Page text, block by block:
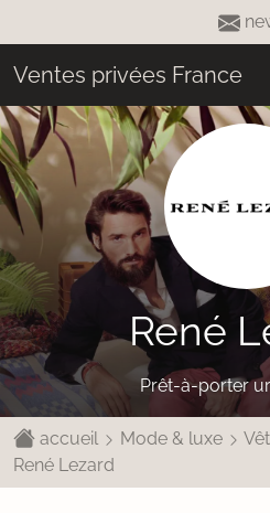
Ventes privées France
René
Prêt-à-porter
accueil Mode & luxe
René Lezard